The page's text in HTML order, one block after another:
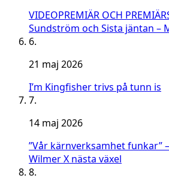
VIDEOPREMIÄR OCH
Sundström och Sista jäntan –
6.
21 maj 2026
I’m Kingfisher trivs på tunn is
7.
14 maj 2026
”Vår kärnverksamhet funkar”
Wilmer X nästa växel
8.